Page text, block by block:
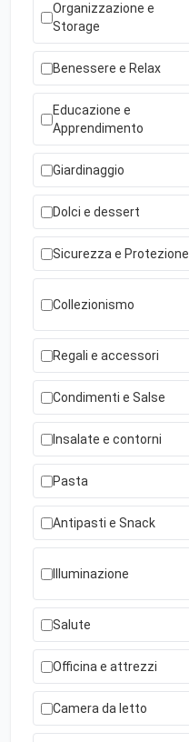
Organizzazione e
Storage
Benessere e Relax
Educazione e
Apprendimento
Giardinaggio
Dolci e dessert
Sicurezza e Protezione
Collezionismo
Regali e accessori
Condimenti e Salse
Insalate e contorni
Pasta
Antipasti e Snack
Illuminazione
Salute
Officina e attrezzi
Camera da letto